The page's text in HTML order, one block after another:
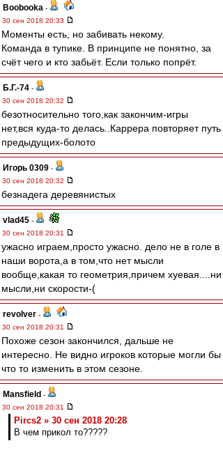
Boobooka -
30 сен 2018 20:33
Моменты есть, но забивать некому.
Команда в тупике. В принципе не понятно, за
счёт чего и кто забьёт. Если только попрёт.
Б.Г.-74 -
30 сен 2018 20:32
безотносительно того,как закончим-игры
нет,вся куда-то делась..Каррера повторяет путь
предыдущих-болото
Игорь 0309 -
30 сен 2018 20:32
безнадега деревянистых
vlad45 -
30 сен 2018 20:31
ужасно играем,просто ужасно. дело не в голе в
наши ворота,а в том,что нет мысли
вообще,какая то геометрия,причем хуевая....ни
мысли,ни скорости-(
revolver -
30 сен 2018 20:31
Похоже сезон закончился, дальше не
интересно. Не видно игроков которые могли бы
что то изменить в этом сезоне.
Mansfield -
30 сен 2018 20:31
Pircs2 » 30 сен 2018 20:28
В чем прикол то?????